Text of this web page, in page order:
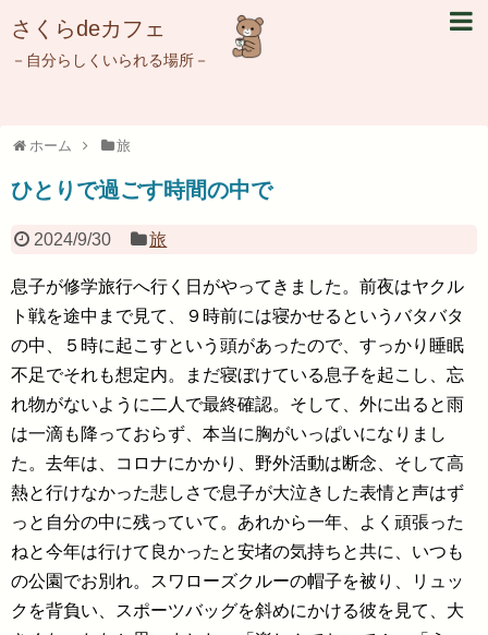
さくらdeカフェ
－自分らしくいられる場所－
ホーム 旅
ひとりで過ごす時間の中で
2024/9/30 旅
息子が修学旅行へ行く日がやってきました。前夜はヤクル
ト戦を途中まで見て、９時前には寝かせるというバタバタ
の中、５時に起こすという頭があったので、すっかり睡眠
不足でそれも想定内。まだ寝ぼけている息子を起こし、忘
れ物がないように二人で最終確認。そして、外に出ると雨
は一滴も降っておらず、本当に胸がいっぱいになりまし
た。去年は、コロナにかかり、野外活動は断念、そして高
熱と行けなかった悲しさで息子が大泣きした表情と声はず
っと自分の中に残っていて。あれから一年、よく頑張った
ねと今年は行けて良かったと安堵の気持ちと共に、いつも
の公園でお別れ。スワローズクルーの帽子を被り、リュッ
クを背負い、スポーツバッグを斜めにかける彼を見て、大